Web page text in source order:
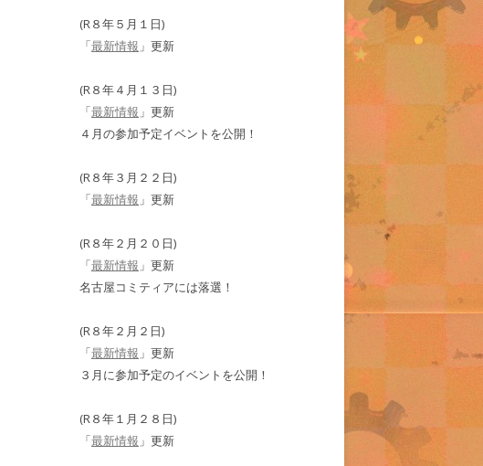
(R８年５月１日)
「最新情報 」更新
(R８年４月１３日)
「最新情報 」更新
４月の参加予定イベントを公開！
(R８年３月２２日)
「最新情報 」更新
(R８年２月２０日)
「最新情報 」更新
名古屋コミティアには落選！
(R８年２月２日)
「最新情報 」更新
３月に参加予定のイベントを公開！
(R８年１月２８日)
「最新情報 」更新